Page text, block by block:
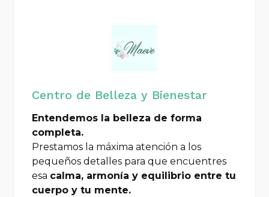
Centro de Belleza y Bienestar
Entendemos la belleza de forma
completa.
Prestamos la máxima atención a los
pequeños detalles para que encuentres
esa calma, armonía y equilibrio entre tu
cuerpo y tu mente.